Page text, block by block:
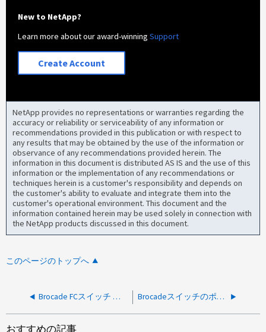
New to NetApp?
Learn more about our award-winningSupport
Create Account
NetApp provides no representations or warranties regarding the
accuracy or reliability or serviceability of any information or
recommendations provided in this publication or with respect to
any results that may be obtained by the use of the information or
observance of any recommendations provided herein. The
information in this document is distributed AS IS and the use of this
information or the implementation of any recommendations or
techniques herein is a customer's responsibility and depends on
the customer's ability to evaluate and integrate them into the
customer's operational environment. This document and the
information contained herein may be used solely in connection with
the NetApp products discussed in this document.
このページのトップへ
Brocade FCスイッチ ポートのライセンスを取得する方法 Brocadeスイッチのポートを管理上停止/稼働する方法
おすすめの記事